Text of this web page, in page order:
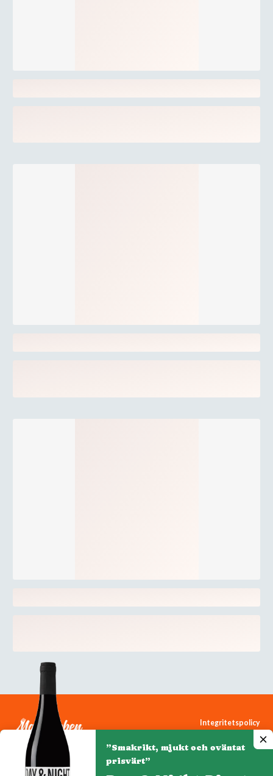
Integritetspolicy
Cookiepolicy
”Smakrikt, mjukt och oväntat
prisvärt”